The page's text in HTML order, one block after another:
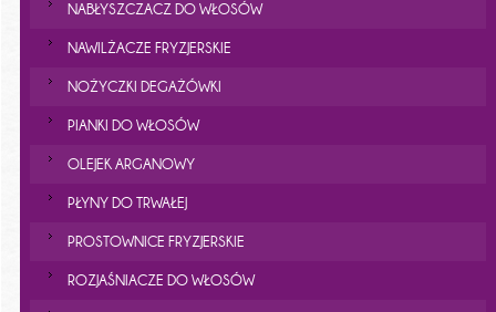
NABŁYSZCZACZ DO WŁOSÓW
NAWILŻACZE FRYZJERSKIE
NOŻYCZKI DEGAŻÓWKI
PIANKI DO WŁOSÓW
OLEJEK ARGANOWY
PŁYNY DO TRWAŁEJ
PROSTOWNICE FRYZJERSKIE
ROZJAŚNIACZE DO WŁOSÓW